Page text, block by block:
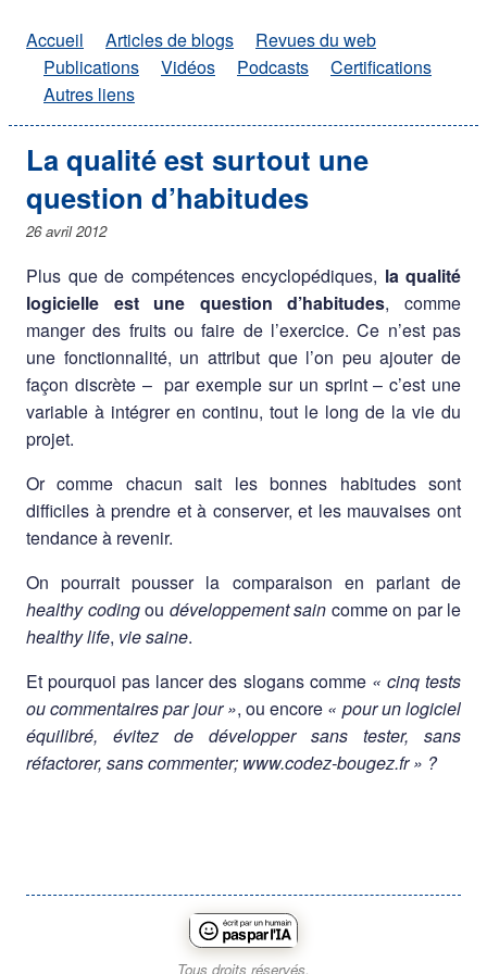
Accueil Articles de blogs
Revues du web
Publications
Vidéos Podcasts
Certifications
Autres liens
La qualité est surtout une
question d’habitudes
26 avril 2012
Plus que de compétences encyclopédiques, la qualité
logicielle est une question d’habitudes, comme
manger des fruits ou faire de l’exercice. Ce n’est pas
une fonctionnalité, un attribut que l’on peu ajouter de
façon discrète – par exemple sur un sprint – c’est une
variable à intégrer en continu, tout le long de la vie du
projet.
Or comme chacun sait les bonnes habitudes sont
difficiles à prendre et à conserver, et les mauvaises ont
tendance à revenir.
On pourrait pousser la comparaison en parlant de
healthy codingou développement sain comme on par le
healthy life, vie saine.
Et pourquoi pas lancer des slogans comme « cinq tests
ou commentaires par jour », ou encore « pour un logiciel
équilibré, évitez de développer sans tester, sans
réfactorer, sans commenter; www.codez-bougez.fr » ?
Tous droits réservés.